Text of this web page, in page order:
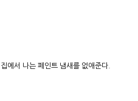
에서 나는 페인트 냄새를 없애준다.